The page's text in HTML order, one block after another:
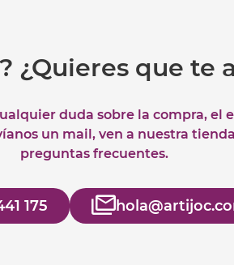
¿Quieres que te
duda sobre la compra, el
un mail, ven a nuestra
preguntas frecuentes.
175